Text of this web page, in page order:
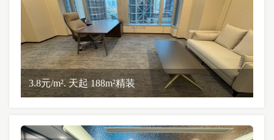
3.8元/m². 天起 188m²精装